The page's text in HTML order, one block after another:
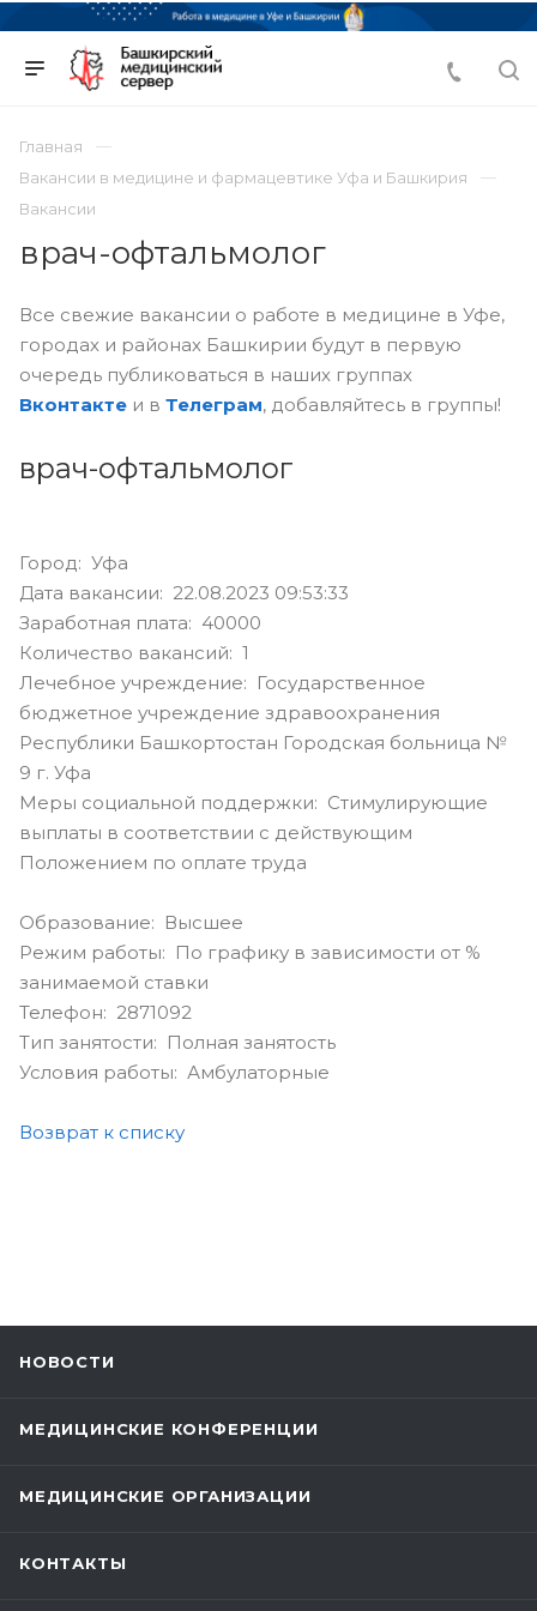
Главная
Вакансии в медицине и фармацевтике Уфа и Башкирия
Вакансии
врач-офтальмолог
Все свежие вакансии о работе в медицине в Уфе,
городах и районах Башкирии будут в первую
очередь публиковаться в наших группах
Вконтакте и в Телеграм, добавляйтесь в группы!
врач-офтальмолог
Город: Уфа
Дата вакансии: 22.08.2023 09:53:33
Заработная плата: 40000
Количество вакансий: 1
Лечебное учреждение: Государственное
бюджетное учреждение здравоохранения
Республики Башкортостан Городская больница №
9 г. Уфа
Меры социальной поддержки: Стимулирующие
выплаты в соответствии с действующим
Положением по оплате труда
Образование: Высшее
Режим работы: По графику в зависимости от %
занимаемой ставки
Телефон: 2871092
Тип занятости: Полная занятость
Условия работы: Амбулаторные
Возврат к списку
НОВОСТИ
МЕДИЦИНСКИЕ КОНФЕРЕНЦИИ
МЕДИЦИНСКИЕ ОРГАНИЗАЦИИ
КОНТАКТЫ